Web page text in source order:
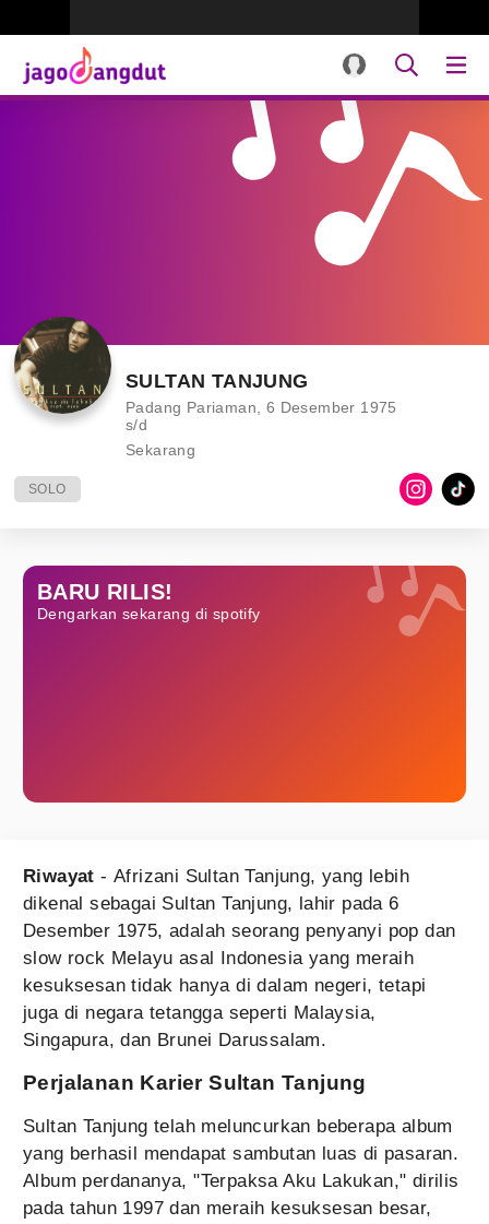
SULTAN TANJUNG
Padang Pariaman, 6 Desember 1975
s/d
Sekarang
SOLO
BARU RILIS!
Dengarkan sekarang di spotify
Riwayat - Afrizani Sultan Tanjung, yang lebih
dikenal sebagai Sultan Tanjung, lahir pada 6
Desember 1975, adalah seorang penyanyi pop dan
slow rock Melayu asal Indonesia yang meraih
kesuksesan tidak hanya di dalam negeri, tetapi
juga di negara tetangga seperti Malaysia,
Singapura, dan Brunei Darussalam.
Perjalanan Karier Sultan Tanjung
Sultan Tanjung telah meluncurkan beberapa album
yang berhasil mendapat sambutan luas di pasaran.
Album perdananya, "Terpaksa Aku Lakukan," dirilis
pada tahun 1997 dan meraih kesuksesan besar,